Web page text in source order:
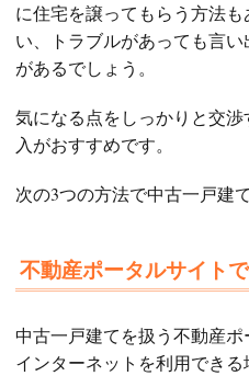
に住宅を譲ってもらう方法
い、トラブルがあっても言
があるでしょう。
気になる点をしっかりと交
入がおすすめです。
次の3つの方法で中古一戸建
不動産ポータルサイト
中古一戸建てを扱う不動産ポ
インターネットを利用でき